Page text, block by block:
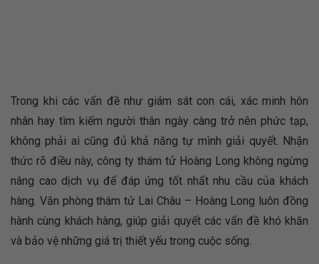
Trong khi các vấn đề như giám sát con cái, xác minh hôn
nhân hay tìm kiếm người thân ngày càng trở nên phức tạp,
không phải ai cũng đủ khả năng tự mình giải quyết. Nhận
thức rõ điều này, công ty thám tử Hoàng Long không ngừng
nâng cao dịch vụ để đáp ứng tốt nhất nhu cầu của khách
hàng. Văn phòng thám tử Lai Châu – Hoàng Long luôn đồng
hành cùng khách hàng, giúp giải quyết các vấn đề khó khăn
và bảo vệ những giá trị thiết yếu trong cuộc sống.